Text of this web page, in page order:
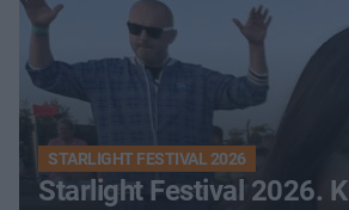
STARLIGHT FESTIVAL 2026
Starlight Festival 2026.